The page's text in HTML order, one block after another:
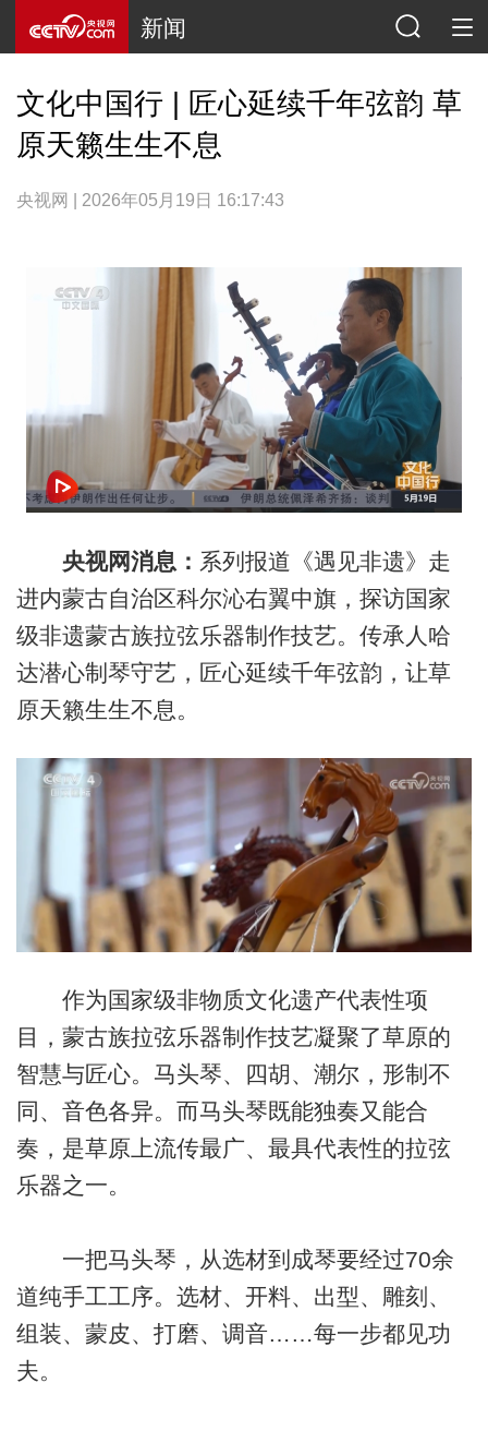
新闻
文化中国行 | 匠心延续千年弦韵 草
原天籁生生不息
央视网 | 2026年05月19日 16:17:43
央视网消息： 系列报道《遇见非遗》走
进内蒙古自治区科尔沁右翼中旗，探访国家
级非遗蒙古族拉弦乐器制作技艺。传承人哈
达潜心制琴守艺，匠心延续千年弦韵，让草
原天籁生生不息。
作为国家级非物质文化遗产代表性项
目，蒙古族拉弦乐器制作技艺凝聚了草原的
智慧与匠心。马头琴、四胡、潮尔，形制不
同、音色各异。而马头琴既能独奏又能合
奏，是草原上流传最广、最具代表性的拉弦
乐器之一。
一把马头琴，从选材到成琴要经过70余
道纯手工工序。选材、开料、出型、雕刻、
组装、蒙皮、打磨、调音……每一步都见功
夫。